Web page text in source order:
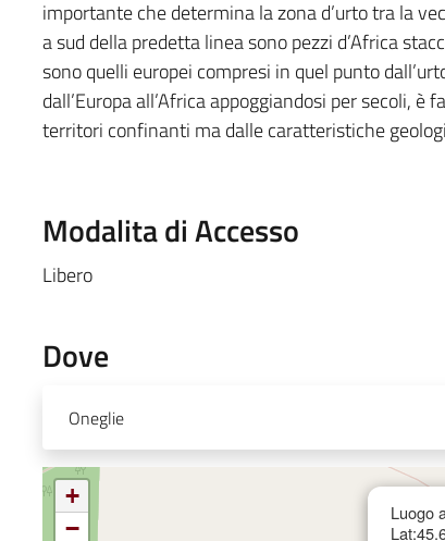
importante che determina la zona d’urto tra la
a sud della predetta linea sono pezzi d’Africa
sono quelli europei compresi in quel punto
dall’Europa all’Africa appoggiandosi per secoli,
territori confinanti ma dalle caratteristiche
Modalita di Accesso
Libero
Dove
Oneglie
Luogo
+
−